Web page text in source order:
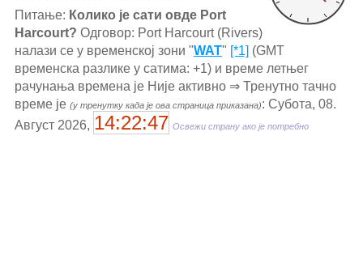
Питање: Колико је сати овде Port
Harcourt? Одговор: Port Harcourt (Rivers)
налази се у временској зони "WAT" [*1] (GMT
временска разлике у сатима: +1) и време летњег
рачунања времена је Није активно ⇒ Тренутно тачно
време је (у тренутку када је ова страница приказана): Субота, 08.
Август 2026, 14:22:47 Освежи страну ако је потребно